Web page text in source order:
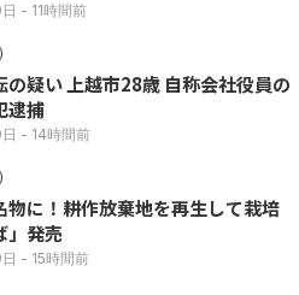
- 11時間前
の疑い 上越市28歳 自称会社役員の
逮捕
- 14時間前
物に！耕作放棄地を再生して栽培
」発売
- 15時間前